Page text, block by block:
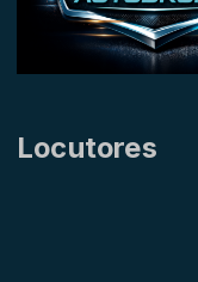
Locutores